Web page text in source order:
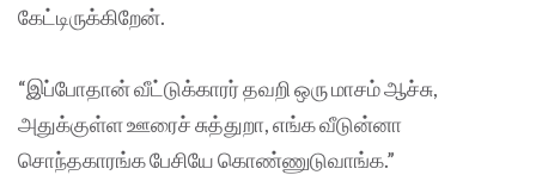
கேட்டிருக்கிறேன்.
“இப்போதான் வீட்டுக்காரர் தவறி ஒரு மாசம் ஆச்சு,
அதுக்குள்ள ஊரைச் சுத்துறா, எங்க வீடுன்னா
சொந்தகாரங்க பேசியே கொண்ணுடுவாங்க.”